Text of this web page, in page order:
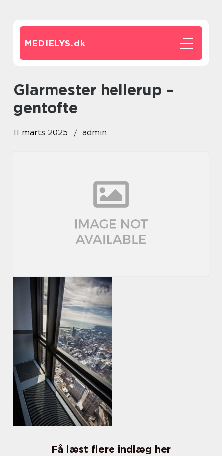
MEDIELYS.dk
glarmester hellerup –
gentofte
11 marts 2025 admin
Få læst flere indlæg her